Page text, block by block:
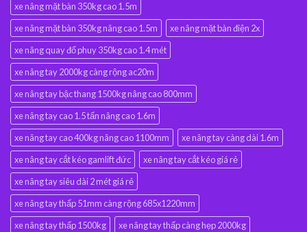
xe nâng mặt bàn 350kg cao 1.5m
xe nâng mặt bàn 350kg nâng cao 1.5m
xe nâng mặt bàn điện 2x
xe nâng quay đổ phuy 350kg cao 1.4 mét
xe nâng tay 2000kg càng rộng ac20m
xe nâng tay bậc thang 1500kg nâng cao 800mm
xe nâng tay cao 1.5 tấn nâng cao 1.6m
xe nâng tay cao 400kg nâng cao 1100mm
xe nâng tay càng dài 1.6m
xe nâng tay cắt kéo gamlift đức
xe nâng tay cắt kéo giá rẻ
xe nâng tay siêu dài 2 mét giá rẻ
xe nâng tay thấp 51mm càng rộng 685x1220mm
xe nâng tay thấp 1500kg
xe nâng tay thấp càng hẹp 2000kg